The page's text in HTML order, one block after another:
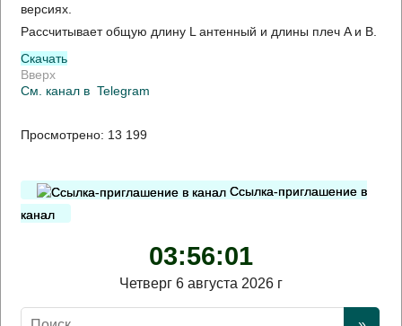
версиях.
Рассчитывает общую длину L антенный и длины плеч A и B.
Скачать
Вверх
См. канал в Telegram
Просмотрено: 13 199
Ссылка-приглашение в
канал
03:56:02
Четверг 6 августа 2026 г